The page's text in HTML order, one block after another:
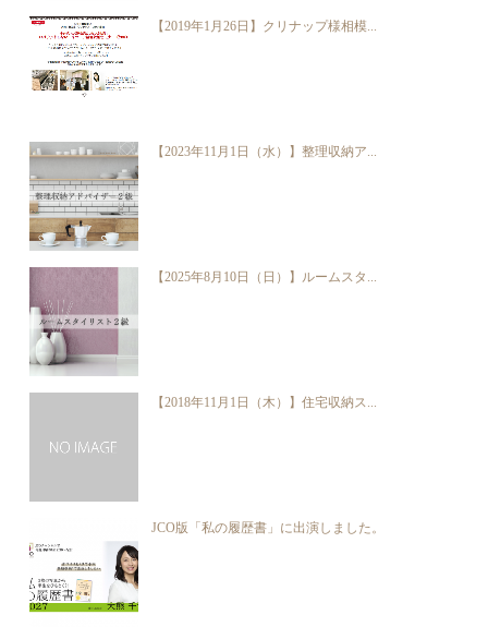
【2019年1月26日】クリナップ様相模...
【2023年11月1日（水）】整理収納ア...
【2025年8月10日（日）】ルームスタ...
【2018年11月1日（木）】住宅収納ス...
JCO版「私の履歴書」に出演しました。